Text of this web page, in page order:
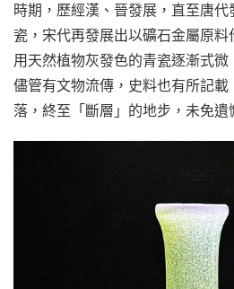
時期，歷經漢、晉發展，直至唐
瓷，宋代再發展出以礦石金屬原
用天然植物灰發色的青瓷逐漸式微
儘管有文物流傳，史料也有所記
落，終至「斷層」的地步，未免遺